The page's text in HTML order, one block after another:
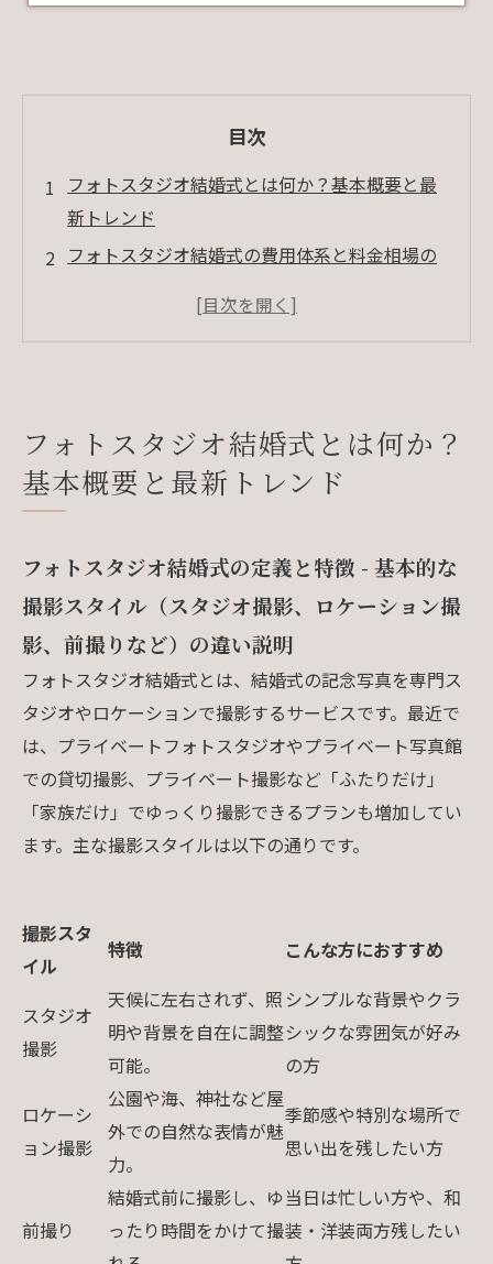
目次
フォトスタジオ結婚式とは何か？基本概要と最
新トレンド
フォトスタジオ結婚式の費用体系と料金相場の
衣装・撮影スタイルの選び方とおすすめプラン
会社概要
フォトスタジオ結婚式とは何か？
基本概要と最新トレンド
フォトスタジオ結婚式の定義と特徴 - 基本的な
撮影スタイル（スタジオ撮影、ロケーション撮
影、前撮りなど）の違い説明
フォトスタジオ結婚式とは、結婚式の記念写真を専門ス
タジオやロケーションで撮影するサービスです。最近で
は、プライベートフォトスタジオやプライベート写真館
での貸切撮影、プライベート撮影など「ふたりだけ」
「家族だけ」でゆっくり撮影できるプランも増加してい
ます。主な撮影スタイルは以下の通りです。
撮影スタ
イル
特徴 こんな方におすすめ
スタジオ
撮影
天候に左右されず、照
明や背景を自在に調整
可能。
シンプルな背景やクラ
シックな雰囲気が好み
の方
ロケーシ
ョン撮影
公園や海、神社など屋
外での自然な表情が魅
力。
季節感や特別な場所で
思い出を残したい方
前撮り
結婚式前に撮影し、ゆ
ったり時間をかけて撮
当日は忙しい方や、和
装・洋装両方残したい